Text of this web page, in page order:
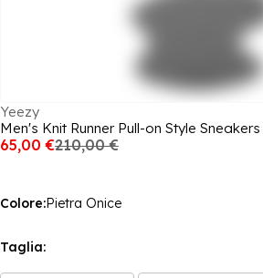
Yeezy
Men's Knit Runner Pull-on Style Sneakers
65,00 €210,00 €
Colore:Pietra Onice
Taglia: